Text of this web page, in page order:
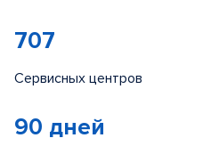
707
Сервисных центров
90 дней